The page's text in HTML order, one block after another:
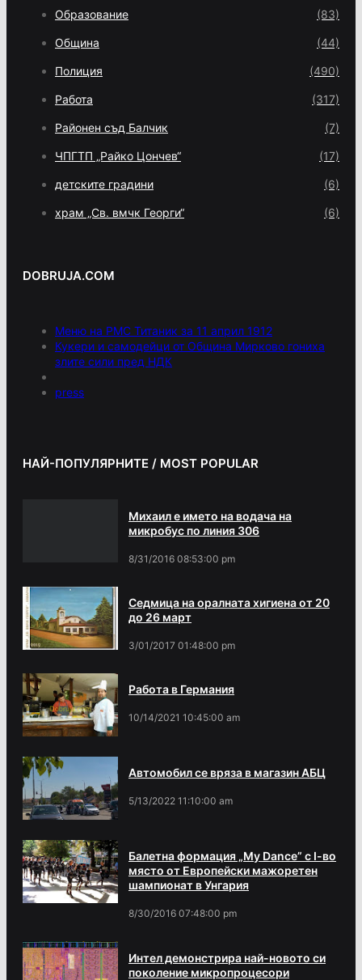
Образование (83)
Община (44)
Полиция (490)
Работа (317)
Районен съд Балчик (7)
ЧПГТП „Райко Цончев“ (17)
детските градини (6)
храм „Св. вмчк Георги“ (6)
DOBRUJA.COM
Меню на РМС Титаник за 11 април 1912
Кукери и самодейци от Община Мирково гониха
злите сили пред НДК
press
НАЙ-ПОПУЛЯРНИТЕ / MOST POPULAR
Михаил е името на водача на
микробус по линия 306
8/31/2016 08:53:00 pm
Седмица на оралната хигиена от 20
до 26 март
3/01/2017 01:48:00 pm
Работа в Германия
10/14/2021 10:45:00 am
Автомобил се вряза в магазин АБЦ
5/13/2022 11:10:00 am
Балетна формация „My Dance” с І-во
място от Европейски мажоретен
шампионат в Унгария
8/30/2016 07:48:00 pm
Интел демонстрира най-новото си
поколение микропроцесори